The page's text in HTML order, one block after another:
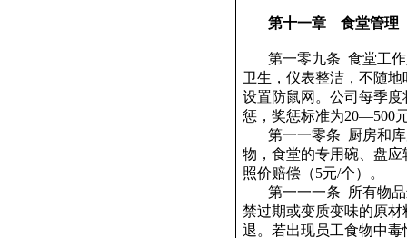
第十一章 食堂管理
第一零九条 食堂工
卫生，仪表整洁，不随
设置防鼠网。公司每季
惩，奖惩标准为20—500
第一一零条
厨房和
物，食堂的专用碗、盘
照价赔偿（5元/个）。
第一一一条
所有物
禁过期或变质变味的原
退。若出现员工食物中